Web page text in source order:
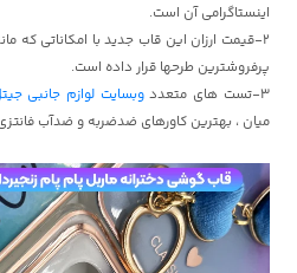
اینستاگرامی آن است.
2-قیمت ارزان این قاب جدید با امکاناتی که
پرفروشترین طرحها قرار داده است.
3-تست های متعدد
وبسایت لوازم جانبی
میان ، بهترین کاورهای ضدضربه و ضدآب